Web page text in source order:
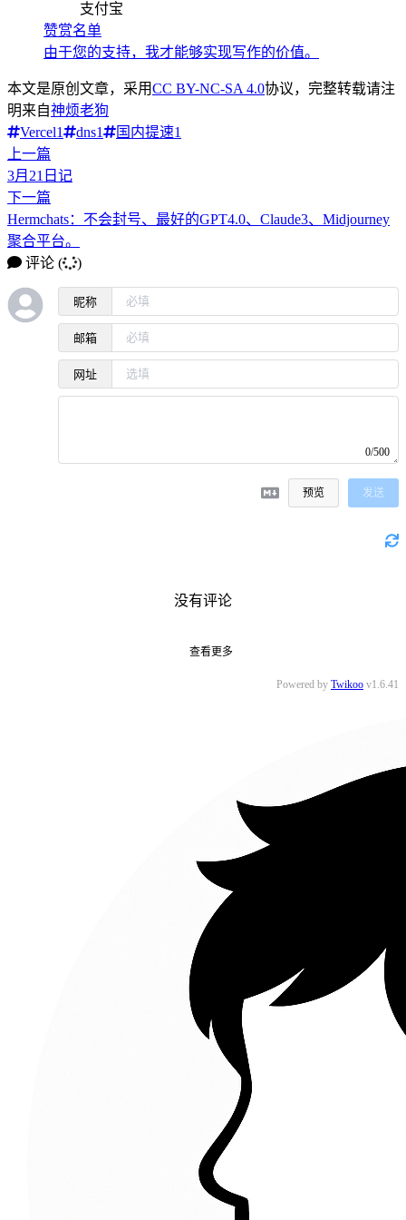
支付宝
赞赏名单
由于您的支持，我才能够实现写作的价值。
本文是原创文章，采用CC BY-NC-SA 4.0协议，完整转载请注
明来自神烦老狗
Vercel1 dns1 国内提速1
上一篇
3月21日记
下一篇
Hermchats：不会封号、最好的GPT4.0、Claude3、Midjourney
聚合平台。
评论 ( )
昵称
邮箱
网址
0/500
预览 发送
没有评论
查看更多
Powered by Twikoo v1.6.41